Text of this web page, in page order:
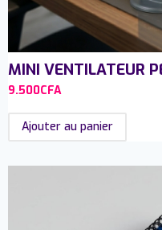
MINI VENTILATEUR
9.500CFA
Ajouter au panier